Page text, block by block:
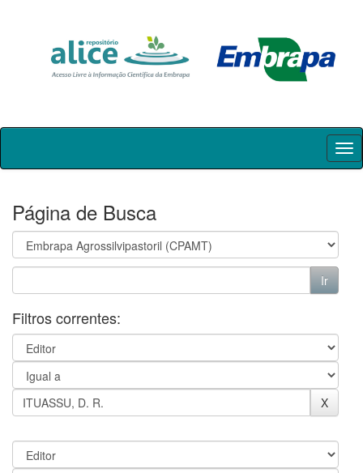
Skip
Página de Busca
Filtros correntes: